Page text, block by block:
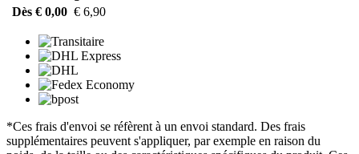
Dès € 0,00 € 6,90
*Ces frais d'envoi se réfèrent à un envoi standard. Des frais
supplémentaires peuvent s'appliquer, par exemple en raison du